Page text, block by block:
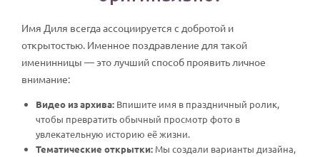
Имя Диля всегда ассоциируется с добротой и
открытостью. Именное поздравление для такой
именинницы — это лучший способ проявить личное
внимание:
Видео из архива: Впишите имя в праздничный ролик,
чтобы превратить обычный просмотр фото в
увлекательную историю её жизни.
Тематические открытки: Мы создали варианты дизайна,